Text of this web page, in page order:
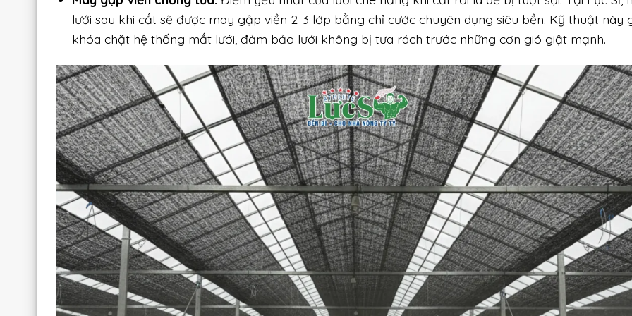
lưới sau khi cắt sẽ được may gập viền 2-3 lớp bằng chỉ cước chuyên dụng siêu bền. Kỹ thuật này
khóa chặt hệ thống mắt lưới, đảm bảo lưới không bị tưa rách trước những cơn gió giật mạnh.